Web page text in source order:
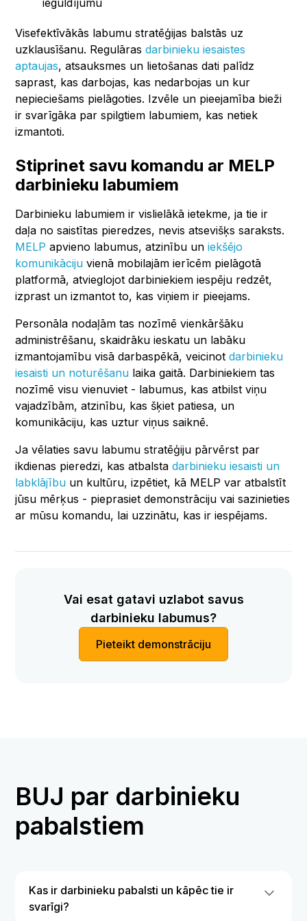
ieguldījumu
Visefektīvākās labumu stratēģijas balstās uz
uzklausīšanu. Regulārasdarbinieku iesaistes
aptaujas, atsauksmes un lietošanas dati palīdz
saprast, kas darbojas, kas nedarbojas un kur
nepieciešams pielāgoties. Izvēle un pieejamība bieži
ir svarīgāka par spilgtiem labumiem, kas netiek
izmantoti.
Stiprinet savu komandu ar MELP
darbinieku labumiem
Darbinieku labumiem ir vislielākā ietekme, ja tie ir
daļa no saistītas pieredzes, nevis atsevišķs saraksts.
MELP apvieno labumus, atzinību uniekšējo
komunikāciju vienā mobilajām ierīcēm pielāgotā
platformā, atvieglojot darbiniekiem iespēju redzēt,
izprast un izmantot to, kas viņiem ir pieejams.
Personāla nodaļām tas nozīmē vienkāršāku
administrēšanu, skaidrāku ieskatu un labāku
izmantojamību visā darbaspēkā, veicinotdarbinieku
iesaisti un noturēšanu laika gaitā. Darbiniekiem tas
nozīmē visu vienuviet - labumus, kas atbilst viņu
vajadzībām, atzinību, kas šķiet patiesa, un
komunikāciju, kas uztur viņus saiknē.
Ja vēlaties savu labumu stratēģiju pārvērst par
ikdienas pieredzi, kas atbalstadarbinieku iesaisti un
labklājību un kultūru, izpētiet, kā MELP var atbalstīt
jūsu mērķus - pieprasiet demonstrāciju vai sazinieties
ar mūsu komandu, lai uzzinātu, kas ir iespējams.
Vai esat gatavi uzlabot savus
darbinieku labumus?
Pieteikt demonstrāciju
BUJ par darbinieku
pabalstiem
Kas ir darbinieku pabalsti un kāpēc tie ir
svarīgi?